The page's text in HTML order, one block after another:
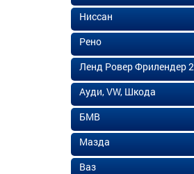
Ниссан
Рено
Ленд Ровер Фрилендер 2
Ауди, VW, Шкода
БМВ
Мазда
Ваз